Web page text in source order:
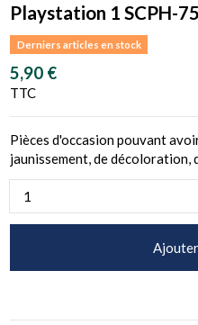
Playstation 1 SCPH-
Derniers articles en stock
5,90 €
TTC
Pièces d'occasion pouvant
jaunissement, de décoloration,